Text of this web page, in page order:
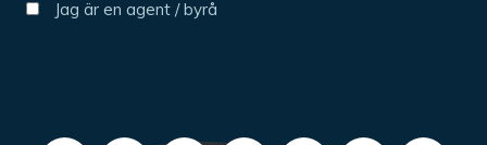
Jag är en agent / byrå